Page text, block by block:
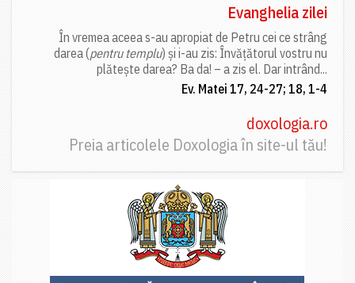
Evanghelia zilei
În vremea aceea s-au apropiat de Petru cei ce strâng
darea (pentru templu) și i-au zis: Învățătorul vostru nu
plătește darea? Ba da! – a zis el. Dar intrând...
Ev. Matei 17, 24-27; 18, 1-4
doxologia.ro
Preia articolele Doxologia în site-ul tău!